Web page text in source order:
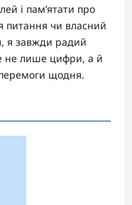
і пам’ятати про
питання чи власний
я завжди радий
не лише цифри, а й
щодня.